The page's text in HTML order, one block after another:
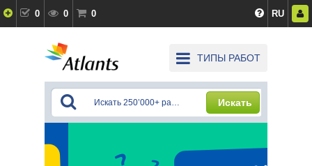
0 0 0 RU
ТИПЫ РАБОТ
Искать